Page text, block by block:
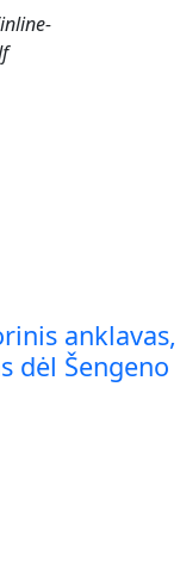
anklavas,
dėl Šengeno